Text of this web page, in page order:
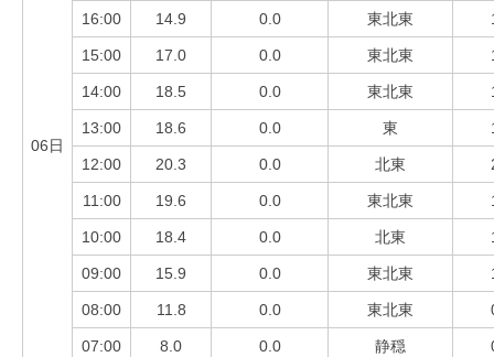
06日
16:00 14.9 0.0 東北東
15:00 17.0 0.0 東北東
14:00 18.5 0.0 東北東
13:00 18.6 0.0 東
12:00 20.3 0.0 北東
11:00 19.6 0.0 東北東
10:00 18.4 0.0 北東
09:00 15.9 0.0 東北東
08:00 11.8 0.0 東北東
07:00 8.0 0.0 静穏